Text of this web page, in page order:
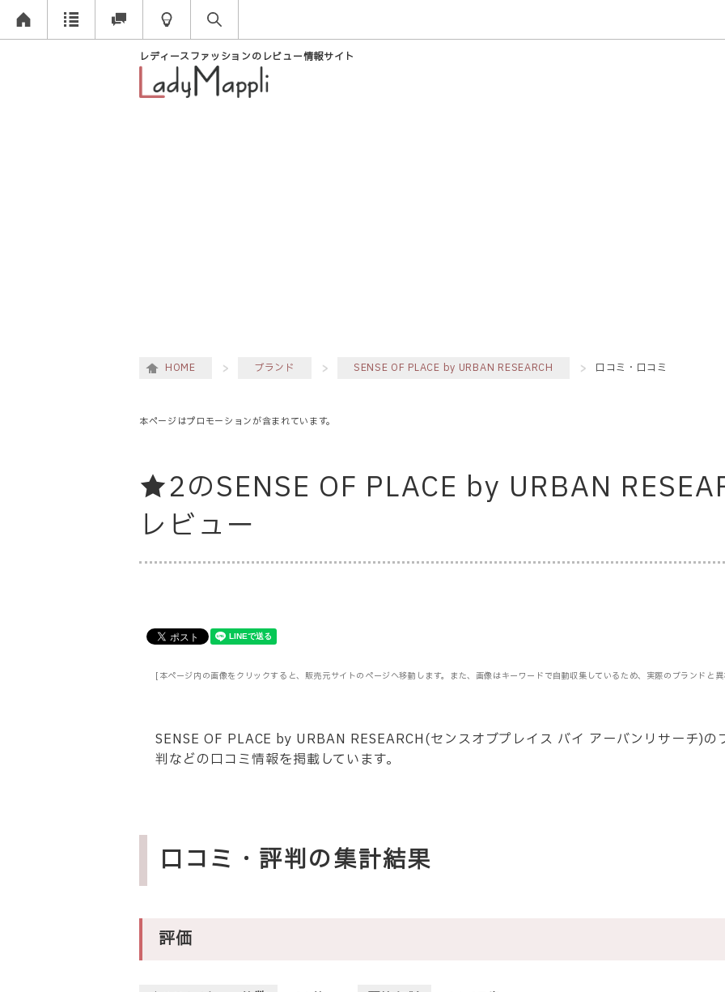
レディースファッションのレビュー情報サイト
HOME ブランド SENSE OF PLACE by URBAN RESEARCH 口コミ・口コミ
本ページはプロモーションが含まれています。
★2のSENSE OF PLACE by URBAN
レビュー
[本ページ内の画像をクリックすると、販売元サイトのページへ移動します。また、画像はキーワードで自動収集しているため、実際のブランドと
SENSE OF PLACE by URBAN RESEARCH(センスオブプレイス バイ アーバンリサーチ)の
判などの口コミ情報を掲載しています。
口コミ・評判の集計結果
評価